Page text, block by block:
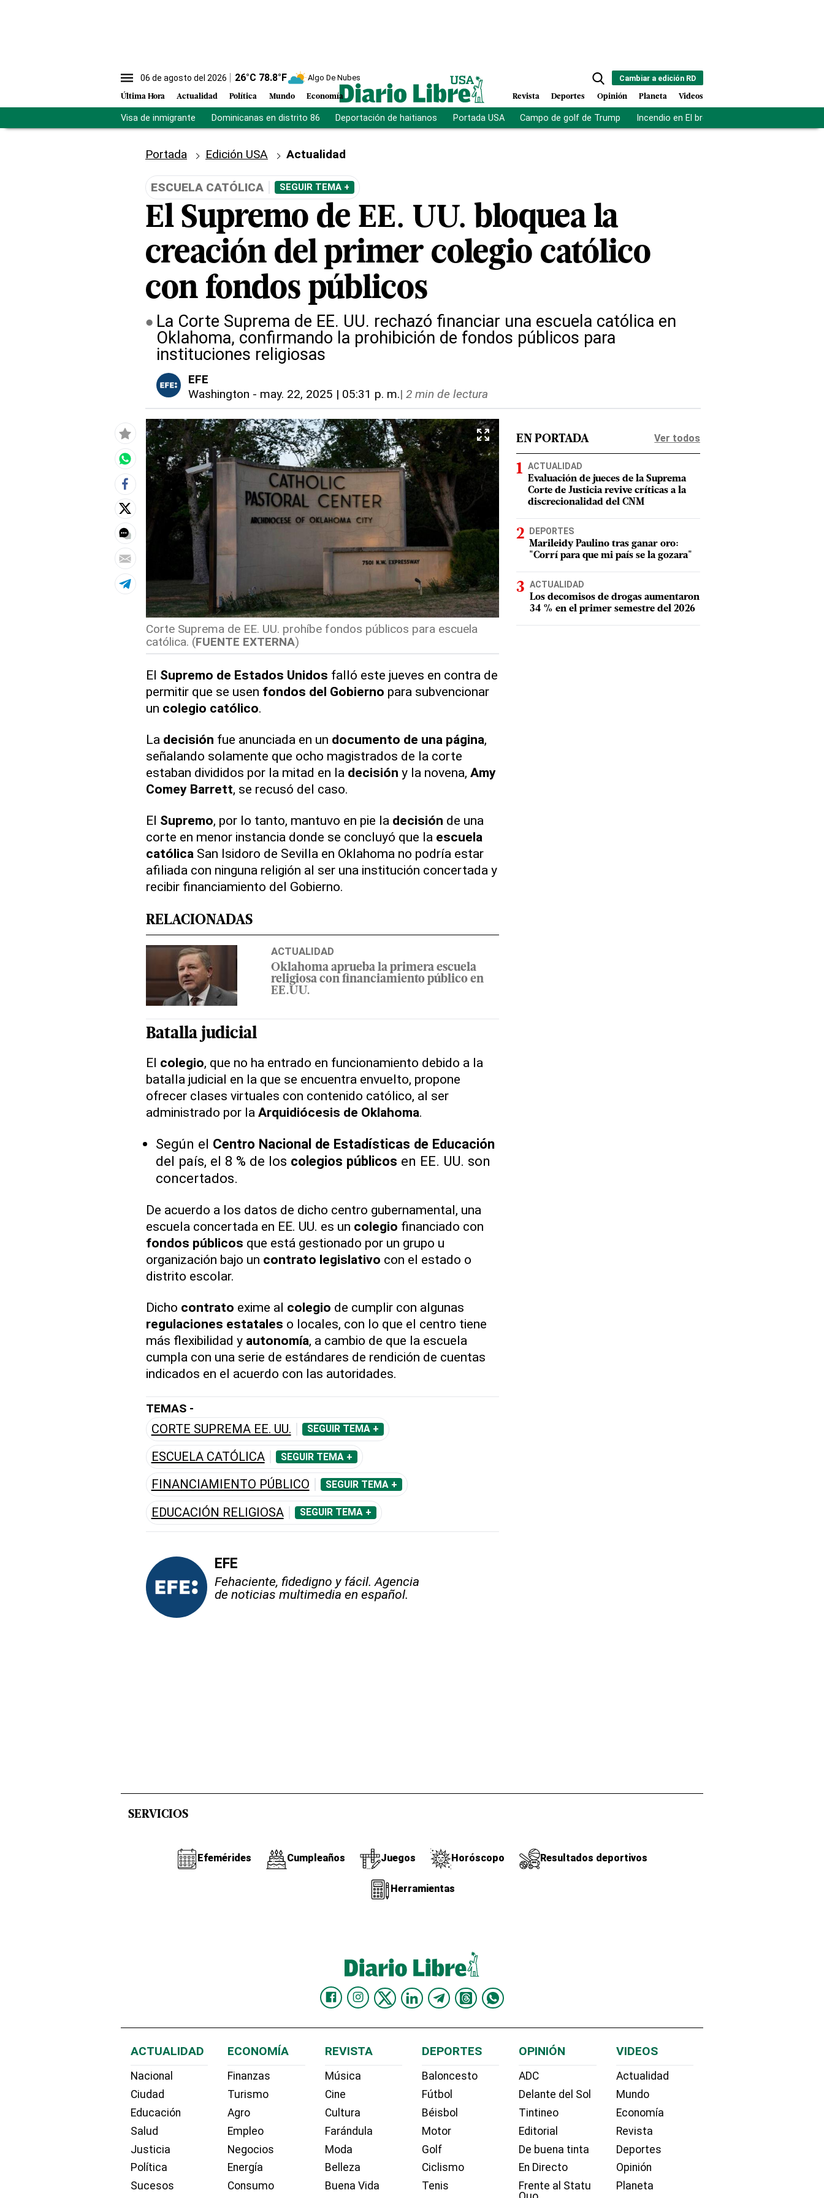
06 de agosto del 2026 26°C 78.8°F Algo De Nubes
Última Hora Actualidad Política Mundo Economía
Cambiar a edición RD
Revista Deportes Opinión Planeta Videos
Visa de inmigrante Dominicanas en distrito 86 Deportación de haitianos Portada USA Campo de golf de Trump Incendio en El bronx
Portada Edición USA Actualidad
ESCUELA CATÓLICA SEGUIR TEMA +
El Supremo de EE. UU. bloquea la
creación del primer colegio católico
con fondos públicos
La Corte Suprema de EE. UU. rechazó financiar una escuela católica en
Oklahoma, confirmando la prohibición de fondos públicos para
instituciones religiosas
EFE
Washington - may. 22, 2025 | 05:31 p. m.| 2 min de lectura
Corte Suprema de EE. UU. prohíbe fondos públicos para escuela
católica. (FUENTE EXTERNA)
El Supremo de Estados Unidos falló este jueves en contra de
permitir que se usen fondos del Gobierno para subvencionar
un colegio católico.
La decisión fue anunciada en un documento de una página,
señalando solamente que ocho magistrados de la corte
estaban divididos por la mitad en la decisión y la novena, Amy
Comey Barrett, se recusó del caso.
El Supremo, por lo tanto, mantuvo en pie la decisión de una
corte en menor instancia donde se concluyó que la escuela
católicaSan Isidoro de Sevilla en Oklahoma no podría estar
afiliada con ninguna religión al ser una institución concertada y
recibir financiamiento del Gobierno.
RELACIONADAS
ACTUALIDAD
Oklahoma aprueba la primera escuela
religiosa con financiamiento público en
EE.UU.
Batalla judicial
El colegio, que no ha entrado en funcionamiento debido a la
batalla judicial en la que se encuentra envuelto, propone
ofrecer clases virtuales con contenido católico, al ser
administrado por la Arquidiócesis de Oklahoma.
Según el Centro Nacional de Estadísticas de Educación
del país, el 8 % de los colegios públicos en EE. UU. son
concertados.
De acuerdo a los datos de dicho centro gubernamental, una
escuela concertada en EE. UU. es un colegio financiado con
fondos públicos que está gestionado por un grupo u
organización bajo un contrato legislativo con el estado o
distrito escolar.
Dicho contrato exime al colegio de cumplir con algunas
regulaciones estatales o locales, con lo que el centro tiene
más flexibilidad y autonomía, a cambio de que la escuela
cumpla con una serie de estándares de rendición de cuentas
indicados en el acuerdo con las autoridades.
TEMAS -
CORTE SUPREMA EE. UU. SEGUIR TEMA +
ESCUELA CATÓLICA SEGUIR TEMA +
FINANCIAMIENTO PÚBLICO SEGUIR TEMA +
EDUCACIÓN RELIGIOSA SEGUIR TEMA +
EFE
Fehaciente, fidedigno y fácil. Agencia
de noticias multimedia en español.
EN PORTADA Ver todos
ACTUALIDAD
Evaluación de jueces de la Suprema
Corte de Justicia revive críticas a la
discrecionalidad del CNM
DEPORTES
Marileidy Paulino tras ganar oro:
"Corrí para que mi país se la gozara"
ACTUALIDAD
Los decomisos de drogas aumentaron
34 % en el primer semestre del 2026
SERVICIOS
Efemérides Cumpleaños Juegos Horóscopo Resultados deportivos
Herramientas
ACTUALIDAD
Nacional
Ciudad
Educación
Salud
Justicia
Política
Sucesos
ECONOMÍA
Finanzas
Turismo
Agro
Empleo
Negocios
Energía
Consumo
REVISTA
Música
Cine
Cultura
Farándula
Moda
Belleza
Buena Vida
DEPORTES
Baloncesto
Fútbol
Béisbol
Motor
Golf
Ciclismo
Tenis
OPINIÓN
ADC
Delante del Sol
Tintineo
Editorial
De buena tinta
En Directo
Frente al Statu
VIDEOS
Actualidad
Mundo
Economía
Revista
Deportes
Opinión
Planeta